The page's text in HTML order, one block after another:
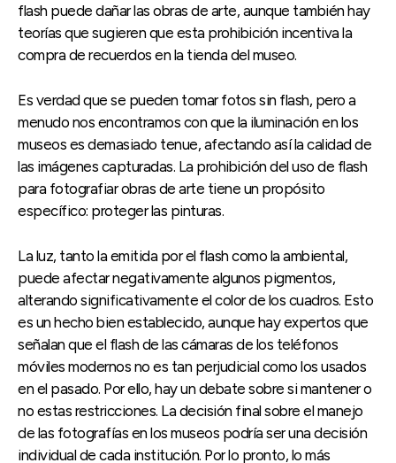
flash puede dañar las obras de arte, aunque también hay
teorías que sugieren que esta prohibición incentiva la
compra de recuerdos en la tienda del museo.
Es verdad que se pueden tomar fotos sin flash, pero a
menudo nos encontramos con que la iluminación en los
museos es demasiado tenue, afectando así la calidad de
las imágenes capturadas. La prohibición del uso de flash
para fotografiar obras de arte tiene un propósito
específico: proteger las pinturas.
La luz, tanto la emitida por el flash como la ambiental,
puede afectar negativamente algunos pigmentos,
alterando significativamente el color de los cuadros. Esto
es un hecho bien establecido, aunque hay expertos que
señalan que el flash de las cámaras de los teléfonos
móviles modernos no es tan perjudicial como los usados
en el pasado. Por ello, hay un debate sobre si mantener o
no estas restricciones. La decisión final sobre el manejo
de las fotografías en los museos podría ser una decisión
individual de cada institución. Por lo pronto, lo más